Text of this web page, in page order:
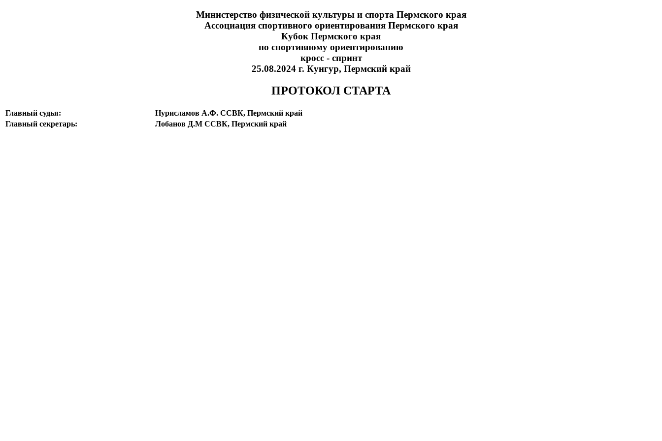
Министерство физической культуры и спорта Пермского края
Ассоциация спортивного ориентирования Пермского края
Кубок Пермского края
по спортивному ориентированию
кросс - спринт
25.08.2024 г. Кунгур, Пермский край
ПРОТОКОЛ СТАРТА
Главный судья:
Нурисламов А.Ф. ССВК, Пермский край
Главный секретарь:
Лобанов Д.М ССВК, Пермский край